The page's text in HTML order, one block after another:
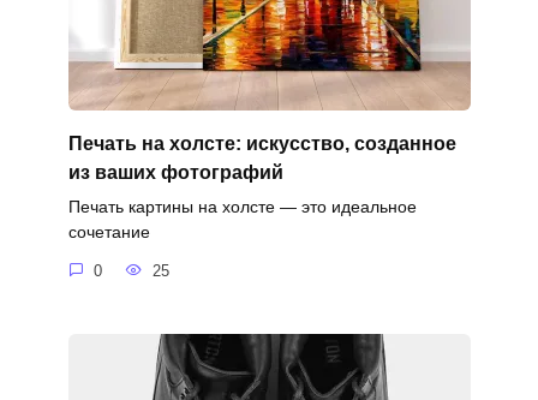
Печать на холсте: искусство, созданное
из ваших фотографий
Печать картины на холсте — это идеальное
сочетание
0 25